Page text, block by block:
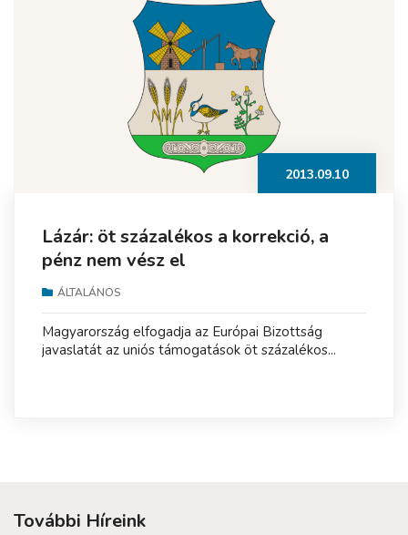
2013.09.10
Lázár: öt százalékos a korrekció, a
pénz nem vész el
ÁLTALÁNOS
Magyarország elfogadja az Európai Bizottság
javaslatát az uniós támogatások öt százalékos...
További Híreink